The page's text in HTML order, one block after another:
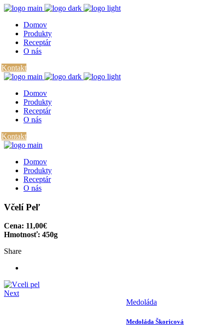
Domov
Produkty
Receptár
O nás
Kontakt
Domov
Produkty
Receptár
O nás
Kontakt
Domov
Produkty
Receptár
O nás
Včelí Peľ
Cena: 11,00€
Hmotnosť: 450g
Share
Next
Medoláda
Medoláda Škoricová